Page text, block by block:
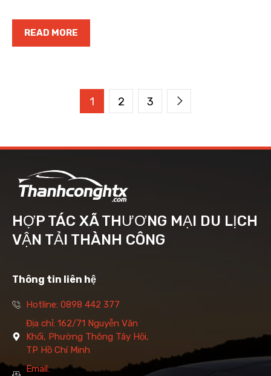
READ MORE
1 2 3
HỢP TÁC XÃ THƯƠNG MẠI DU LỊCH
VẬN TẢI THÀNH CÔNG
Thông tin liên hệ
Hotline: 0898 442 377
Địa chỉ: 162/71 Nguyễn Văn
Khối, Phường Thông Tây Hội,
TP Hồ Chí Minh
Email: